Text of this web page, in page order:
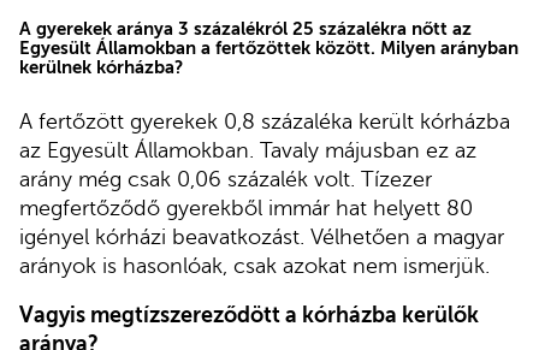
A gyerekek aránya 3 százalékról 25 százalékra nőtt az
Egyesült Államokban a fertőzöttek között. Milyen arányban
kerülnek kórházba?
A fertőzött gyerekek 0,8 százaléka került kórházba
az Egyesült Államokban. Tavaly májusban ez az
arány még csak 0,06 százalék volt. Tízezer
megfertőződő gyerekből immár hat helyett 80
igényel kórházi beavatkozást. Vélhetően a magyar
arányok is hasonlóak, csak azokat nem ismerjük.
Vagyis megtízszereződött a kórházba kerülők
aránya?